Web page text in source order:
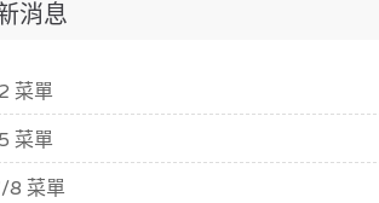
消息
菜單
菜單
菜單